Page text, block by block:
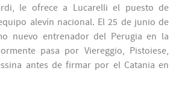
le ofrece a Lucarelli el puesto de
alevín nacional. El 25 de junio de
nuevo entrenador del Perugia en la
pasa por Viereggio, Pistoiese,
antes de firmar por el Catania en